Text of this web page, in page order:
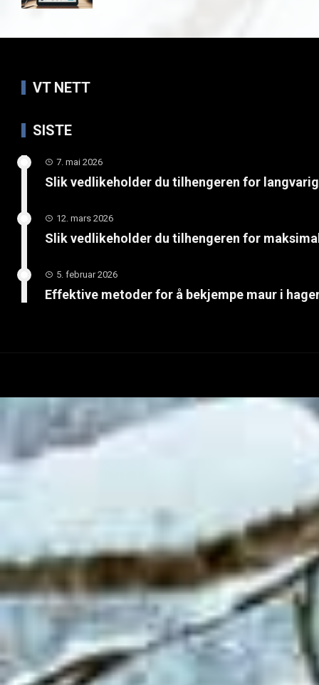
VT NETT
SISTE
7. mai 2026
Slik vedlikeholder du tilhengeren for
12. mars 2026
Slik vedlikeholder du tilhengeren for
5. februar 2026
Effektive metoder for å bekjempe maur i